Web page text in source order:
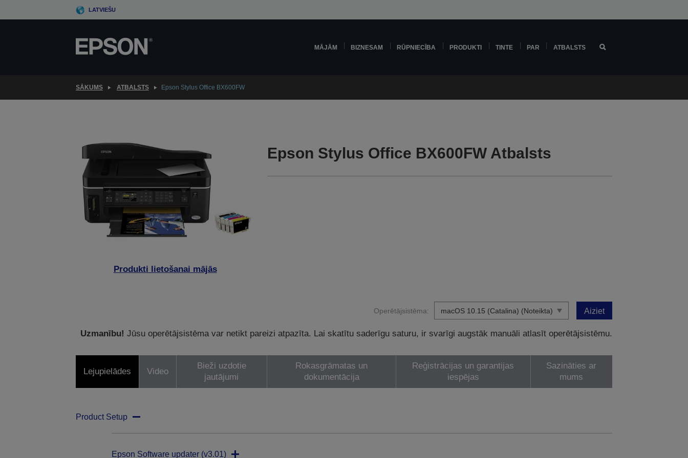
to
LATVIEŠU
MĀJĀM BIZNESAM RŪPNIECĪBA PRODUKTI TINTE PAR ATBALSTS
SĀKUMS ATBALSTS Epson Stylus Office BX600FW
Produkti lietošanai mājās
Epson Stylus Office BX600FW Atbalsts
Operētājsistēma: Aiziet
Uzmanību! Jūsu operētājsistēma var netikt pareizi atpazīta. Lai skatītu saderīgu saturu, ir svarīgi augstāk manuāli atlasīt operētājsistēmu.
Lejupielādes Video
Bieži uzdotie
jautājumi
Rokasgrāmatas un
dokumentācija
Reģistrācijas un garantijas
iespējas
Sazināties ar
mums
Product Setup
Epson Software updater (v3.01)